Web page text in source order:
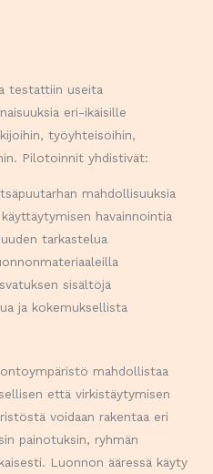
testattiin useita
eri-ikäisille
työyhteisöihin,
Pilotoinnit yhdistivät:
mahdollisuuksia
havainnointia
tarkastelua
sisältöjä
ja kokemuksellista
mahdollistaa
että virkistäytymisen
voidaan rakentaa eri
painotuksin, ryhmän
Luonnon ääressä käyty